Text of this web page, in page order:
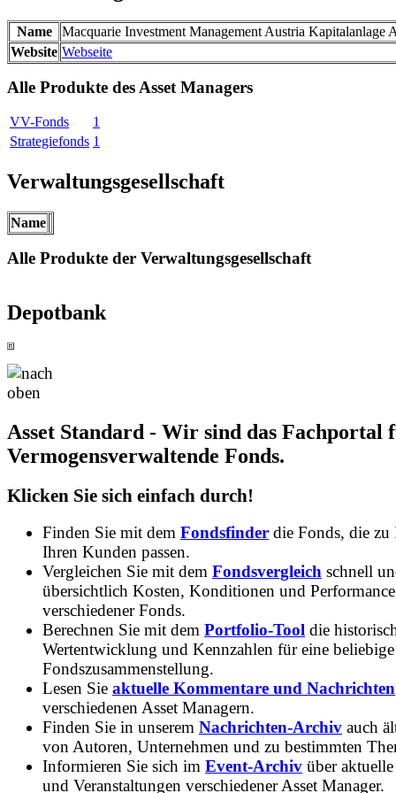
Name
Macquarie Investment Management Austria Kapitalanlage
Website Webseite
Alle Produkte des Asset Managers
VV-Fonds
1
Strategiefonds 1
Verwaltungsgesellschaft
Name
Alle Produkte der Verwaltungsgesellschaft
Depotbank
Asset Standard - Wir sind das Fachportal
Vermogensverwaltende Fonds.
Klicken Sie sich einfach durch!
Finden Sie mit dem Fondsfinder die Fonds, die zu
Ihren Kunden passen.
Vergleichen Sie mit dem Fondsvergleich schnell
übersichtlich Kosten, Konditionen und Performance
verschiedener Fonds.
Berechnen Sie mit dem Portfolio-Tool die
Wertentwicklung und Kennzahlen für eine beliebige
Fondszusammenstellung.
Lesen Sie aktuelle Kommentare und Nachrichten
verschiedenen Asset Managern.
Finden Sie in unserem Nachrichten-Archiv auch
von Autoren, Unternehmen und zu bestimmten
Informieren Sie sich im Event-Archiv über
und Veranstaltungen verschiedener Asset Manager.